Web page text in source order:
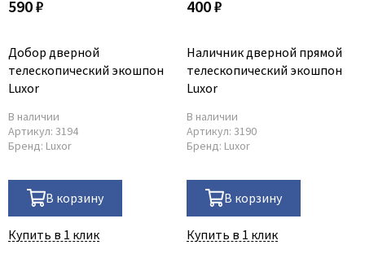
590 ₽
Добор дверной
телескопический экошпон
Luxor
В наличии
Артикул: 3194
Бренд: Luxor
В корзину
Купить в 1 клик
400 ₽
Наличник дверной прямой
телескопический экошпон
Luxor
В наличии
Артикул: 3190
Бренд: Luxor
В корзину
Купить в 1 клик